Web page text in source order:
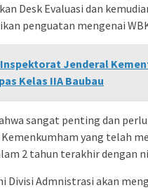
Desk Evaluasi dan
penguatan mengenai
Jenderal
Kelas IIA Baubau
sangat penting dan
yang telah
2 tahun terakhir dengan
Divisi Admnistrasi akan